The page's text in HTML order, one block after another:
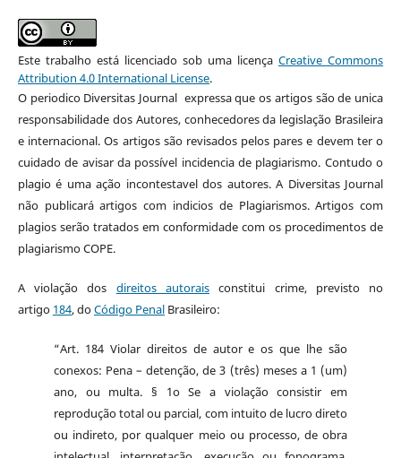
Este trabalho está licenciado sob uma licençaCreative Commons
Attribution 4.0 International License.
O periodico Diversitas Journal expressa que os artigos são de unica
responsabilidade dos Autores, conhecedores da legislação Brasileira
e internacional. Os artigos são revisados pelos pares e devem ter o
cuidado de avisar da possível incidencia de plagiarismo. Contudo o
plagio é uma ação incontestavel dos autores. A Diversitas Journal
não publicará artigos com indicios de Plagiarismos. Artigos com
plagios serão tratados em conformidade com os procedimentos de
plagiarismo COPE.
A violação dos direitos autorais constitui crime, previsto no
artigo 184, doCódigo PenalBrasileiro:
“Art. 184 Violar direitos de autor e os que lhe são
conexos: Pena – detenção, de 3 (três) meses a 1 (um)
ano, ou multa. § 1o Se a violação consistir em
reprodução total ou parcial, com intuito de lucro direto
ou indireto, por qualquer meio ou processo, de obra